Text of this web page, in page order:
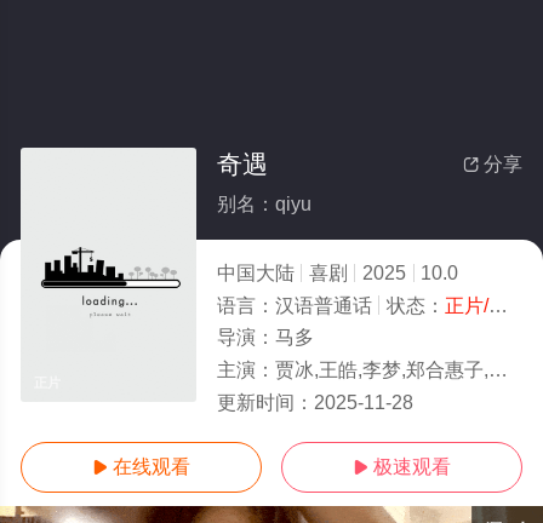
 分享
奇遇
别名：qiyu
中国大陆 喜剧 2025
10.0
语言： 汉语普通话 状态： 正片/高清
导演： 马多
主演： 贾冰,王皓,李梦,郑合惠子,杨皓宇,翟子路,于洋,费启鸣,李乃文,马旭东,邓帅,李治良,冯满,郝瀚,李飞,小沈阳,徐浩伦,谭湘文,唐香玉
更新时间： 2025-11-28
 在线观看  极速观看